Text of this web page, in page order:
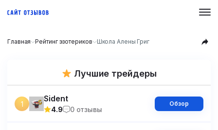
Главная Рейтинг эзотериков Школа Алены Григ
Лучшие трейдеры
1
Sident
4.9 0 отзывы
Обзор